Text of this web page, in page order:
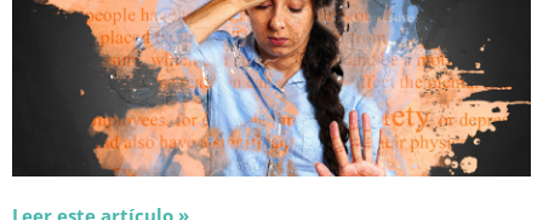
Leer este artículo »